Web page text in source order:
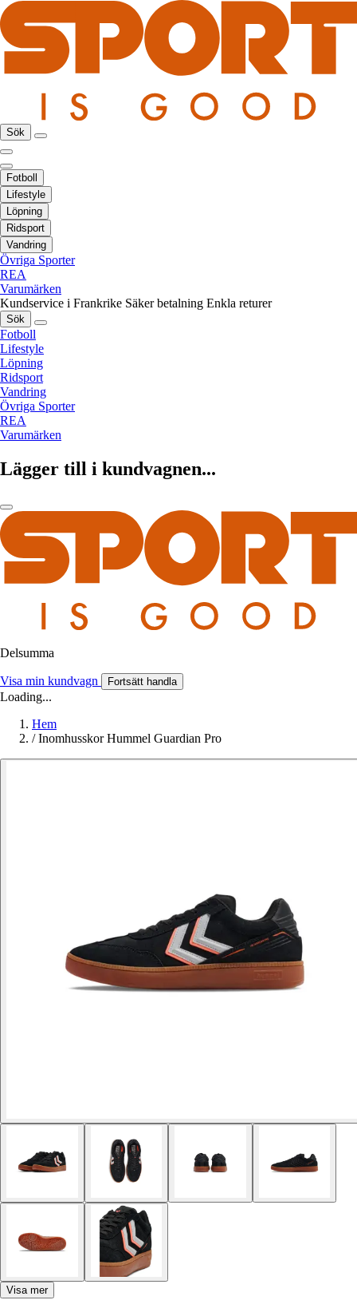
Sök
Fotboll
Lifestyle
Löpning
Ridsport
Vandring
Övriga Sporter
REA
Varumärken
Kundservice i Frankrike Säker betalning Enkla returer
Sök
Fotboll
Lifestyle
Löpning
Ridsport
Vandring
Övriga Sporter
REA
Varumärken
Lägger till i kundvagnen...
Delsumma
Visa min kundvagn Fortsätt handla
Loading...
Hem
/ Inomhusskor Hummel Guardian Pro
Visa mer